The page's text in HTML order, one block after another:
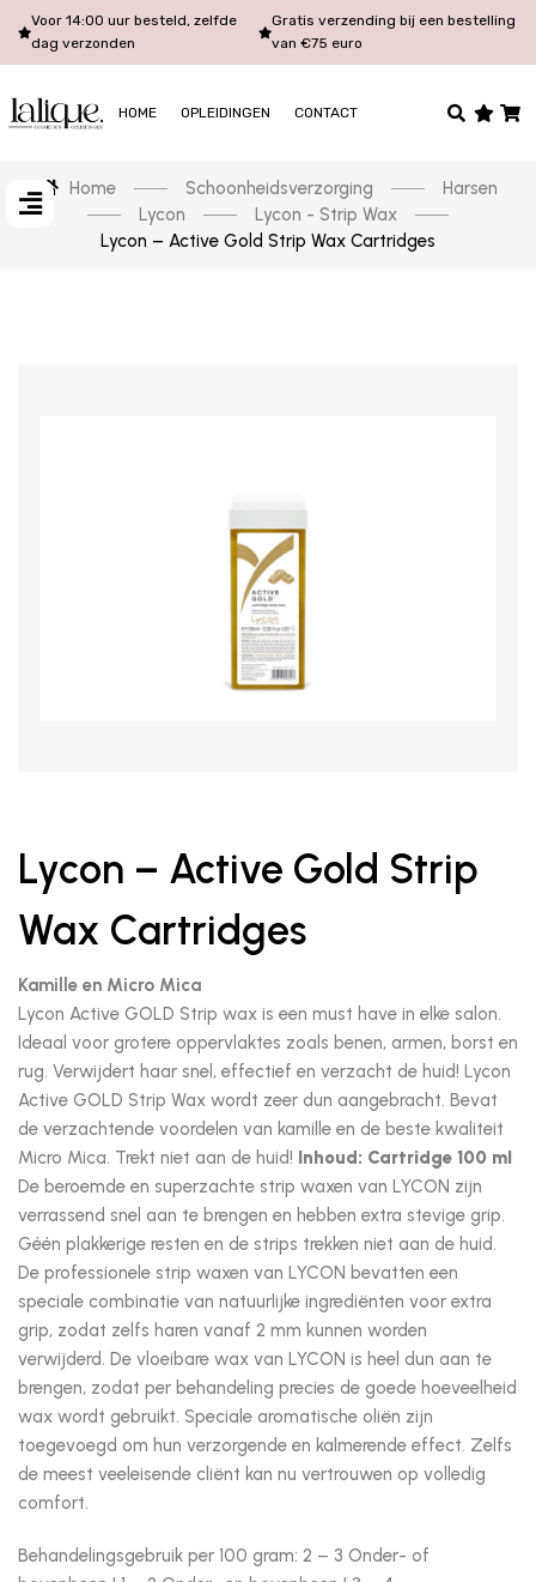
Voor 14:00 uur besteld, zelfde
dag verzonden
Gratis verzending bij een bestelling
van €75 euro
HOME OPLEIDINGEN CONTACT
Home Schoonheidsverzorging
Harsen
Lycon
Lycon - Strip Wax
Lycon – Active Gold Strip Wax Cartridges
Lycon – Active Gold Strip
Wax Cartridges
Kamille en Micro Mica
Lycon Active GOLD Strip wax is een must have in elke salon.
Ideaal voor grotere oppervlaktes zoals benen, armen, borst en
rug. Verwijdert haar snel, effectief en verzacht de huid! Lycon
Active GOLD Strip Wax wordt zeer dun aangebracht. Bevat
de verzachtende voordelen van kamille en de beste kwaliteit
Micro Mica. Trekt niet aan de huid! Inhoud: Cartridge 100 ml
De beroemde en superzachte strip waxen van LYCON zijn
verrassend snel aan te brengen en hebben extra stevige grip.
Géén plakkerige resten en de strips trekken niet aan de huid.
De professionele strip waxen van LYCON bevatten een
speciale combinatie van natuurlijke ingrediënten voor extra
grip, zodat zelfs haren vanaf 2 mm kunnen worden
verwijderd. De vloeibare wax van LYCON is heel dun aan te
brengen, zodat per behandeling precies de goede hoeveelheid
wax wordt gebruikt. Speciale aromatische oliën zijn
toegevoegd om hun verzorgende en kalmerende effect. Zelfs
de meest veeleisende cliënt kan nu vertrouwen op volledig
comfort.
Behandelingsgebruik per 100 gram: 2 – 3 Onder- of